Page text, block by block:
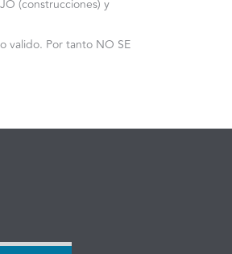
(construcciones) y
valido. Por tanto NO SE